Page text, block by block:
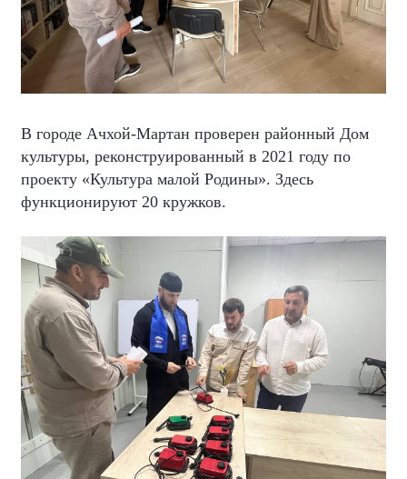
В городе Ачхой-Мартан проверен районный Дом
культуры, реконструированный в 2021 году по
проекту «Культура малой Родины». Здесь
функционируют 20 кружков.